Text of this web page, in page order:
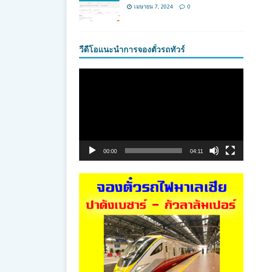
เมษายน 7, 2024 0
วีดีโอแนะนำการจองตั๋วรถทัวร์
00:00 04:11